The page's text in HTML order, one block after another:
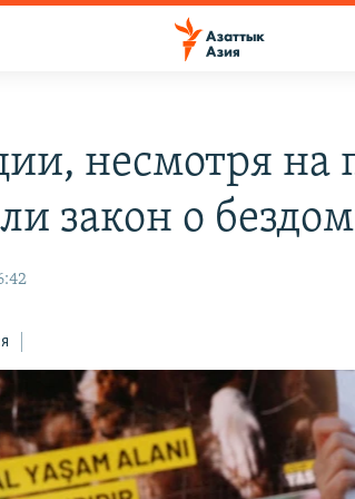
несмотря на
закон о